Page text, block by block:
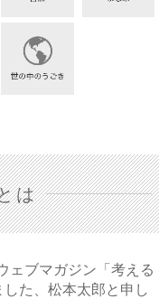
は
ェブマガジン「考える
た、松本太郎と申し